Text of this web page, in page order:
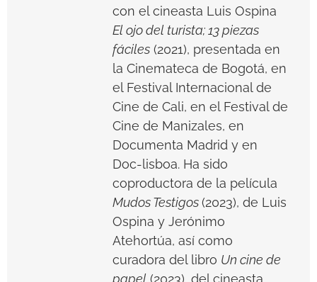
con el cineasta Luis Ospina
El ojo del turista; 13 piezas
fáciles (2021), presentada en
la Cinemateca de Bogotá, en
el Festival Internacional de
Cine de Cali, en el Festival de
Cine de Manizales, en
Documenta Madrid y en
Doc-lisboa. Ha sido
coproductora de la película
Mudos Testigos(2023), de Luis
Ospina y Jerónimo
Atehortúa, así como
curadora del libro Un cine de
papel (2023), del cineasta